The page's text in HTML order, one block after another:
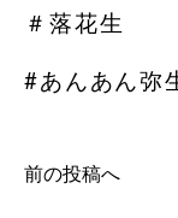
＃落花生
#あんあん弥
前の投稿へ